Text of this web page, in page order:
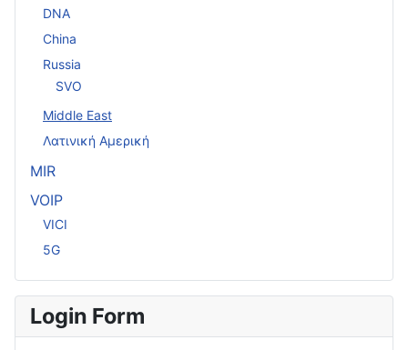
DNA
China
Russia
SVO
Middle East
Λατινική Αμερική
MIR
VOIP
VICI
5G
Login Form